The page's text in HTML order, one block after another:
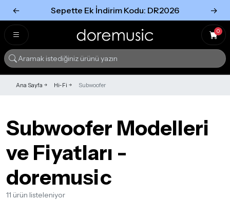
← Sepette Ek İndirim Kodu: DR2026 →
0
Ana Sayfa Hi-Fi Subwoofer
Subwoofer Modelleri
ve Fiyatları -
doremusic
11 ürün listeleniyor
Tümünü Gör
Tümünü gör